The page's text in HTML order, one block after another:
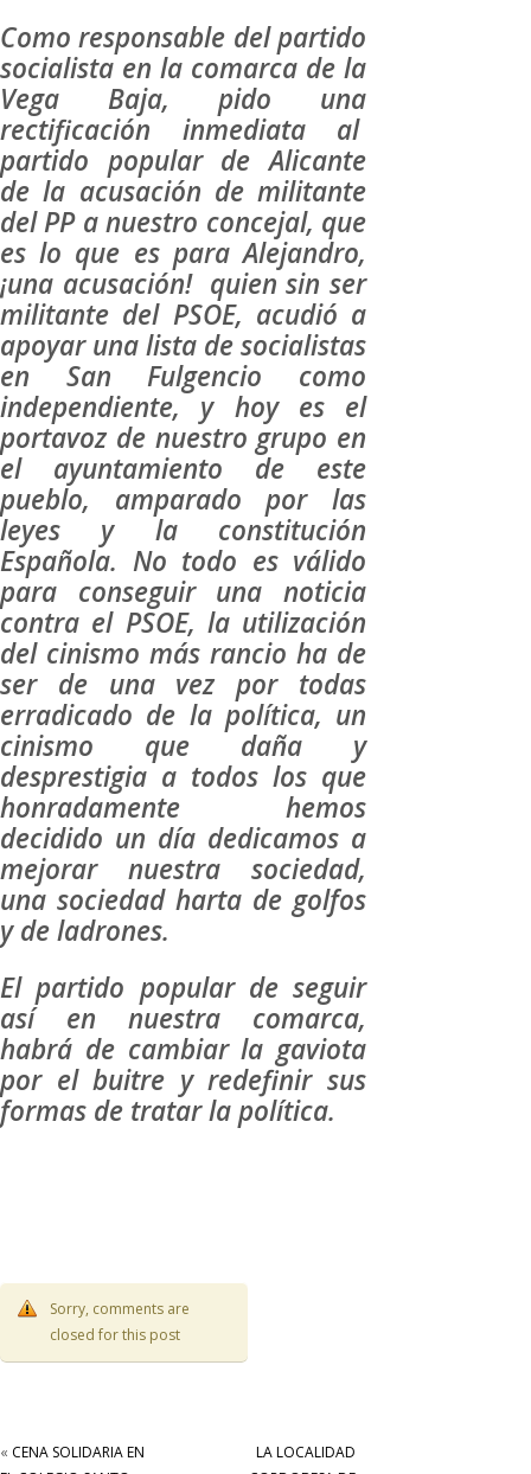
Como responsable del partido
socialista en la comarca de la
Vega Baja, pido una
rectificación inmediata al
partido popular de Alicante
de la acusación de militante
del PP a nuestro concejal, que
es lo que es para Alejandro,
¡una acusación! quien sin ser
militante del PSOE, acudió a
apoyar una lista de socialistas
en San Fulgencio como
independiente, y hoy es el
portavoz de nuestro grupo en
el ayuntamiento de este
pueblo, amparado por las
leyes y la constitución
Española. No todo es válido
para conseguir una noticia
contra el PSOE, la utilización
del cinismo más rancio ha de
ser de una vez por todas
erradicado de la política, un
cinismo que daña y
desprestigia a todos los que
honradamente hemos
decidido un día dedicamos a
mejorar nuestra sociedad,
una sociedad harta de golfos
y de ladrones.
El partido popular de seguir
así en nuestra comarca,
habrá de cambiar la gaviota
por el buitre y redefinir sus
formas de tratar la política.
Sorry, comments are
closed for this post
« CENA SOLIDARIA EN
LA LOCALIDAD